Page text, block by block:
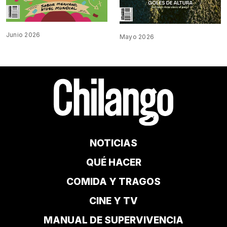
Junio 2026 Mayo 2026
NOTICIAS
QUÉ HACER
COMIDA Y TRAGOS
CINE Y TV
MANUAL DE SUPERVIVENCIA